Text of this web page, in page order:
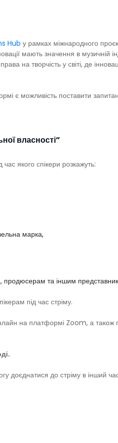
Hub у рамках міжнародного
мають значення в музичній
на творчість у світі, де
є можливість поставити
власності”
якого спікери розкажуть:
марка,
та іншим
під час стріму.
онлайн на платформі Zoom, а
доєднатися до стріму в інший